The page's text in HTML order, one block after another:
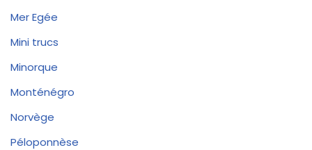
Mer Egée
Mini trucs
Minorque
Monténégro
Norvège
Péloponnèse